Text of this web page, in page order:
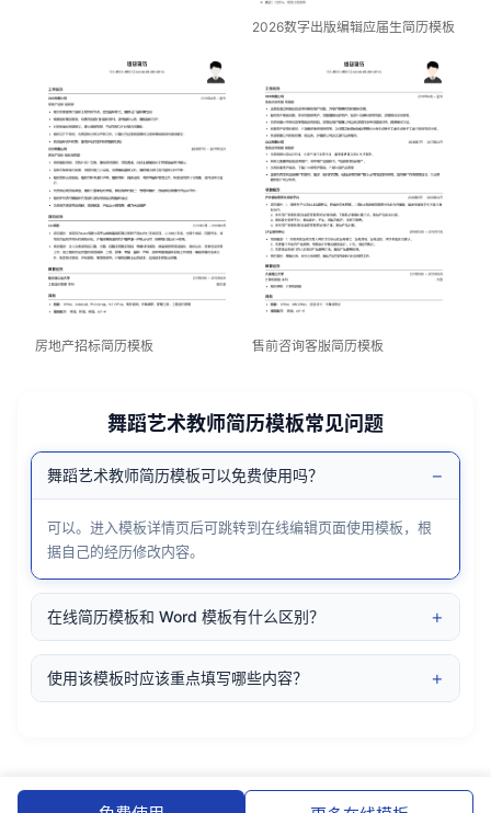
2026数字出版编辑应届生简历模板
房地产招标简历模板 售前咨询客服简历模板
舞蹈艺术教师简历模板常见问题
舞蹈艺术教师简历模板可以免费使用吗？ −
可以。进入模板详情页后可跳转到在线编辑页面使用模板，根
据自己的经历修改内容。
在线简历模板和 Word 模板有什么区别？ +
使用该模板时应该重点填写哪些内容？ +